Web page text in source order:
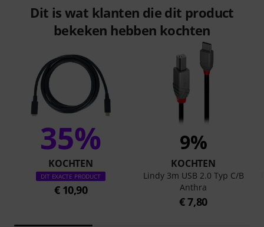
Dit is wat klanten die dit product
bekeken hebben kochten
35%
KOCHTEN
DIT EXACTE PRODUCT
€ 10,90
9%
KOCHTEN
Lindy 3m USB 2.0 Typ C/B
Anthra
€ 7,80